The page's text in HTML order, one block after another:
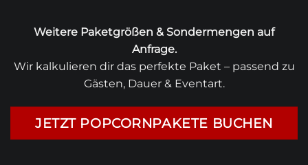
Weitere Paketgrößen & Sondermengen auf
Anfrage.
Wir kalkulieren dir das perfekte Paket – passend zu
Gästen, Dauer & Eventart.
JETZT POPCORNPAKETE BUCHEN